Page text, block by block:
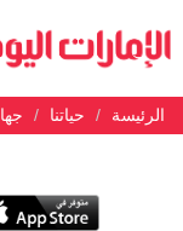
الرئيسة حياتنا